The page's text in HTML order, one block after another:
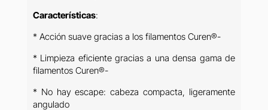
Características:
* Acción suave gracias a los filamentos Curen®-
* Limpieza eficiente gracias a una densa gama de
filamentos Curen®-
* No hay escape: cabeza compacta, ligeramente
angulado